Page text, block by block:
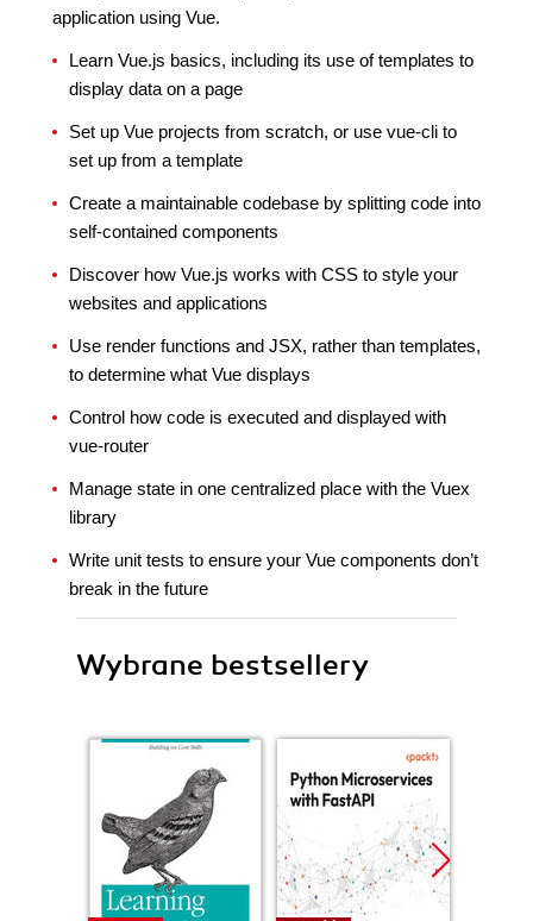
application using Vue.
Learn Vue.js basics, including its use of templates to
display data on a page
Set up Vue projects from scratch, or use vue-cli to
set up from a template
Create a maintainable codebase by splitting code into
self-contained components
Discover how Vue.js works with CSS to style your
websites and applications
Use render functions and JSX, rather than templates,
to determine what Vue displays
Control how code is executed and displayed with
vue-router
Manage state in one centralized place with the Vuex
library
Write unit tests to ensure your Vue components don’t
break in the future
Wybrane bestsellery